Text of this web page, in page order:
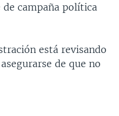
campaña política
está revisando
de que no